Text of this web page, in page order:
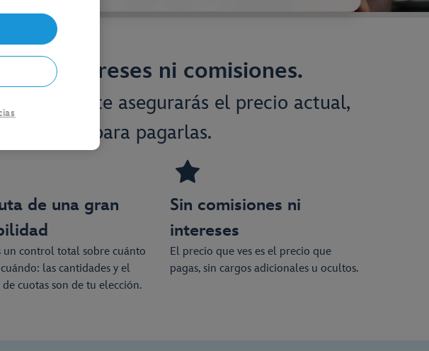
sin intereses ni comisiones.
y no solo te asegurarás el precio actual,
tiempo para pagarlas.
de una gran
un control total sobre cuánto
las cantidades y el
cuotas son de tu elección.
Sin comisiones ni
intereses
El precio que ves es el precio que
pagas, sin cargos adicionales u ocultos.